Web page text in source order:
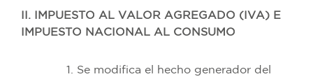
II. IMPUESTO AL VALOR AGREGADO (IVA) E
IMPUESTO NACIONAL AL CONSUMO
Se modifica el hecho generador del